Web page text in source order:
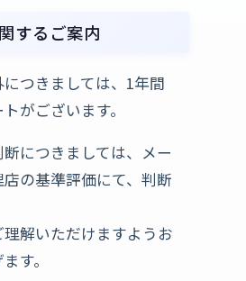
するご案内
つきましては、1年間
がございます。
につきましては、メー
の基準評価にて、判断
解いただけますようお
す。